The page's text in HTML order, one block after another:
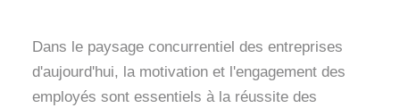
Dans le paysage concurrentiel des entreprises
d'aujourd'hui, la motivation et l'engagement des
employés sont essentiels à la réussite des